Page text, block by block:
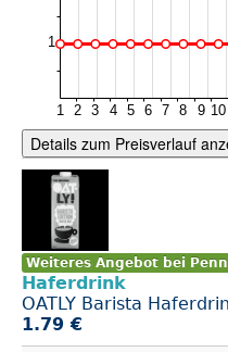
Details zum Preisverlauf
Weiteres Angebot bei
Haferdrink
OATLY Barista
1.79 €